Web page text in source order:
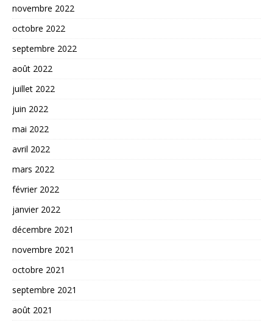
novembre 2022
octobre 2022
septembre 2022
août 2022
juillet 2022
juin 2022
mai 2022
avril 2022
mars 2022
février 2022
janvier 2022
décembre 2021
novembre 2021
octobre 2021
septembre 2021
août 2021